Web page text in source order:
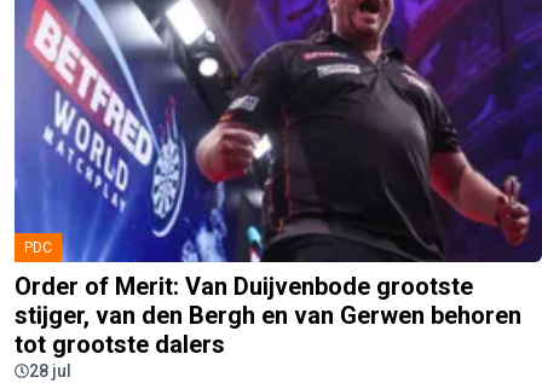
PDC
Order of Merit: Van Duijvenbode grootste
stijger, van den Bergh en van Gerwen behoren
tot grootste dalers
28 jul